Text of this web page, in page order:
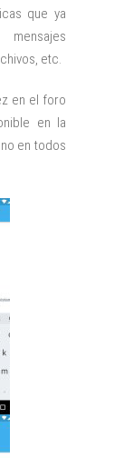
que ya
etc.
en el foro
en la
en todos